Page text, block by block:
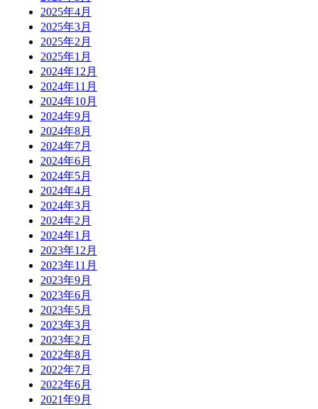
2025年4月
2025年3月
2025年2月
2025年1月
2024年12月
2024年11月
2024年10月
2024年9月
2024年8月
2024年7月
2024年6月
2024年5月
2024年4月
2024年3月
2024年2月
2024年1月
2023年12月
2023年11月
2023年9月
2023年6月
2023年5月
2023年3月
2023年2月
2022年8月
2022年7月
2022年6月
2021年9月